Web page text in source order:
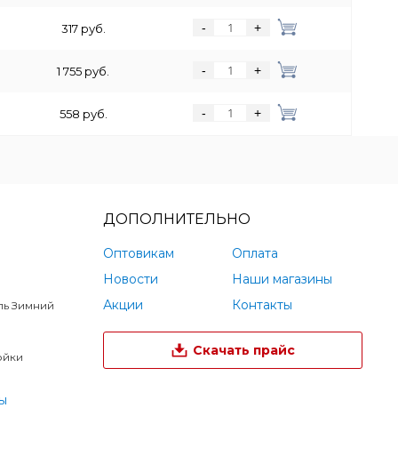
317 руб. - +
1 755 руб. - +
558 руб. - +
Зимний
ДОПОЛНИТЕЛЬНО
Оптовикам
Оплата
Новости
Наши магазины
Акции
Контакты
Скачать прайс